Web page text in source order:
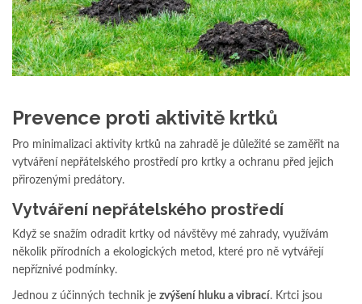
Prevence proti aktivitě krtků
Pro minimalizaci aktivity krtků na zahradě je důležité se zaměřit na
vytváření nepřátelského prostředí pro krtky a ochranu před jejich
přirozenými predátory.
Vytváření nepřátelského prostředí
Když se snažím odradit krtky od návštěvy mé zahrady, využívám
několik přírodních a ekologických metod, které pro ně vytvářejí
nepříznivé podmínky.
Jednou z účinných technik je zvýšení hluku a vibrací. Krtci jsou